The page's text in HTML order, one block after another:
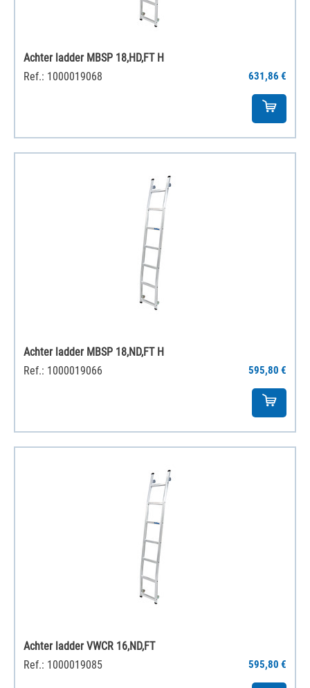
Achter ladder MBSP 18,HD,FT H
Ref.: 1000019068
631,86 €
Achter ladder MBSP 18,ND,FT H
Ref.: 1000019066
595,80 €
Achter ladder VWCR 16,ND,FT
Ref.: 1000019085
595,80 €